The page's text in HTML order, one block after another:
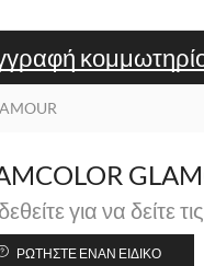
για να δείτε
ΡΩΤΉΣΤΕ ΈΝΑΝ ΕΙΔΙΚΌ